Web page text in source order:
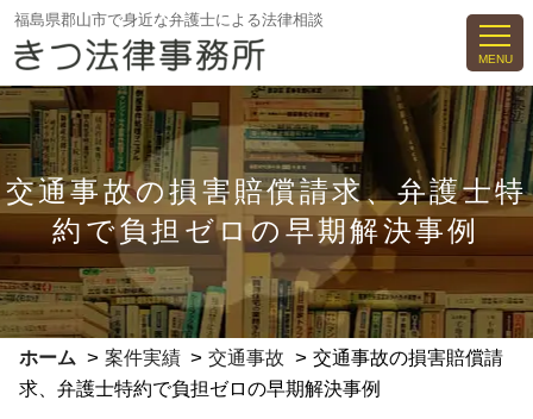
コ
ン
へ
ス
プ
福島県郡山市で身近な弁護士による法律相談
MENU
交通事故の損害賠償請求、弁護士特
約で負担ゼロの早期解決事例
ホーム > 案件実績 > 交通事故 > 交通事故の損害賠償請
求、弁護士特約で負担ゼロの早期解決事例